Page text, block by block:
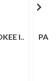
I..